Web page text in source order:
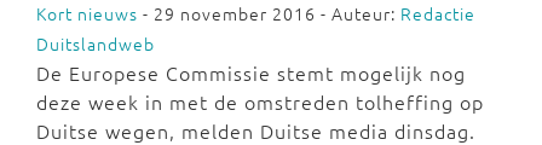
Kort nieuws - 29 november 2016 - Auteur: Redactie
Duitslandweb
De Europese Commissie stemt mogelijk nog
deze week in met de omstreden tolheffing op
Duitse wegen, melden Duitse media dinsdag.